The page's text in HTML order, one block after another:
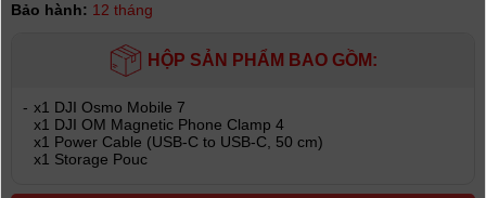
Bảo hành: 12 tháng
HỘP SẢN PHẨM BAO GỒM:
- x1 DJI Osmo Mobile 7
x1 DJI OM Magnetic Phone Clamp 4
x1 Power Cable (USB-C to USB-C, 50 cm)
x1 Storage Pouc